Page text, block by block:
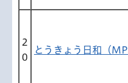
2
0
とうきょう日和（